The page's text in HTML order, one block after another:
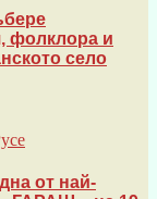
фолклора и
село
от най-